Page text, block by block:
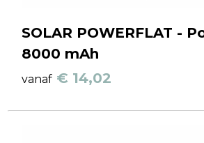
SOLAR POWERFLAT -
8000 mAh
vanaf € 14,02